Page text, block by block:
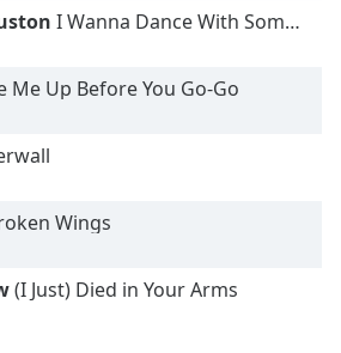
I Wanna Dance With Somebody
Me Up Before You Go-Go
Wings
(I Just) Died in Your Arms